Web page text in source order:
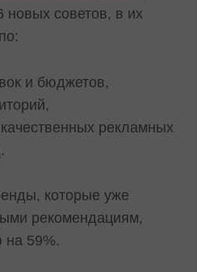
новых советов, в их
и бюджетов,
рекламных
которые уже
рекомендациям,
на 59%.